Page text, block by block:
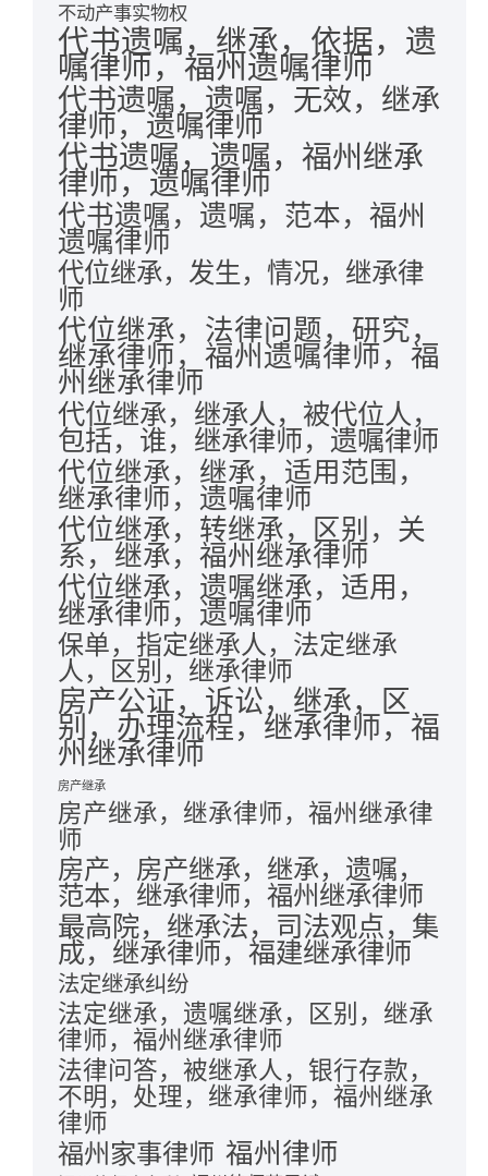
不动产事实物权
代书遗嘱，继承，依据，遗
嘱律师，福州遗嘱律师
代书遗嘱，遗嘱，无效，继承
律师，遗嘱律师
代书遗嘱，遗嘱，福州继承
律师，遗嘱律师
代书遗嘱，遗嘱，范本，福州
遗嘱律师
代位继承，发生，情况，继承律
师
代位继承，法律问题，研究，
继承律师，福州遗嘱律师，福
州继承律师
代位继承，继承人，被代位人，
包括，谁，继承律师，遗嘱律师
代位继承，继承，适用范围，
继承律师，遗嘱律师
代位继承，转继承，区别，关
系，继承，福州继承律师
代位继承，遗嘱继承，适用，
继承律师，遗嘱律师
保单，指定继承人，法定继承
人，区别，继承律师
房产公证，诉讼，继承，区
别，办理流程，继承律师，福
州继承律师
房产继承
房产继承，继承律师，福州继承律
师
房产，房产继承，继承，遗嘱，
范本，继承律师，福州继承律师
最高院，继承法，司法观点，集
成，继承律师，福建继承律师
法定继承纠纷
法定继承，遗嘱继承，区别，继承
律师，福州继承律师
法律问答，被继承人，银行存款，
不明，处理，继承律师，福州继承
律师
福州家事律师 福州律师